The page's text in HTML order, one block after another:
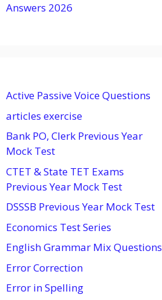
Answers 2026
Active Passive Voice Questions
articles exercise
Bank PO, Clerk Previous Year
Mock Test
CTET & State TET Exams
Previous Year Mock Test
DSSSB Previous Year Mock Test
Economics Test Series
English Grammar Mix Questions
Error Correction
Error in Spelling